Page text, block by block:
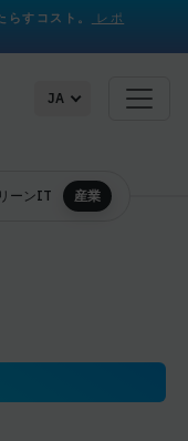
すコスト。
レポ
JA
リーンIT 産業